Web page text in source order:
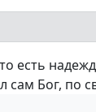
есть
сам Бог, по